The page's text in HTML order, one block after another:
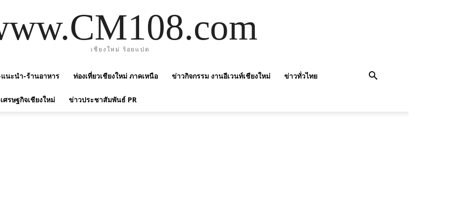
เชียงใหม่ ร้อยแปด
นะนำ-ร้านอาหาร ท่องเที่ยวเชียงใหม่ ภาคเหนือ ข่าวกิจกรรม งานอีเวนท์เชียงใหม่ ข่าวทั่วไทย
ศรษฐกิจเชียงใหม่ ข่าวประชาสัมพันธ์ PR